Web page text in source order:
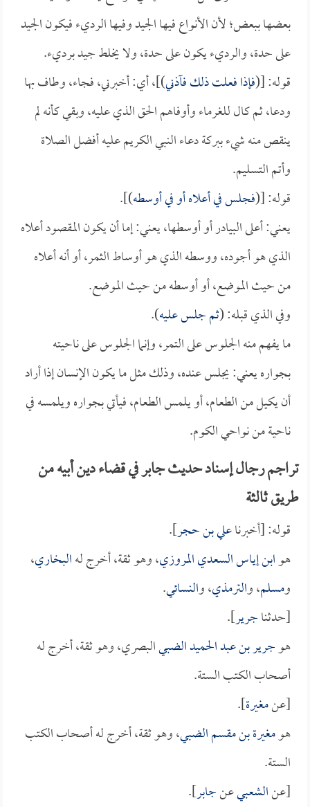
بعضها ببعض؛ لأن الأنواع فيها الجيد وفيها الرديء فيكون الجيد
على حدة، والرديء يكون على حدة، ولا يخلط جيد برديء.
قوله: [(فإذا فعلت ذلك فآذني)]، أي: أخبرني، فجاء، وطاف بها
ودعا، ثم كال للغرماء وأوفاهم الحق الذي عليه، وبقي كأنه لم
ينقص منه شيء ببركة دعاء النبي الكريم عليه أفضل الصلاة
وأتم التسليم.
قوله: [(فجلس في أعلاه أو في أوسطه)].
يعني: أعلى البيادر أو أوسطها، يعني: إما أن يكون المقصود أعلاه
الذي هو أجوده، ووسطه الذي هو أوساط الثمر، أو أنه أعلاه
من حيث الموضع، أو أوسطه من حيث الموضع.
وفي الذي قبله: (ثم جلس عليه).
ما يفهم منه الجلوس على التمر، وإنما الجلوس على ناحيته
بجواره يعني: يجلس عنده، وذلك مثل ما يكون الإنسان إذا أراد
أن يكيل من الطعام، أو يلمس الطعام، فيأتي بجواره ويلمسه في
ناحية من نواحي الكوم.
تراجم رجال إسناد حديث جابر في قضاء دين أبيه من
طريق ثالثة
قوله: [أخبرناعلي بن حجر].
هوابن إياس السعدي المروزي، وهو ثقة، أخرج لهالبخاري،
ومسلم، والترمذي، والنسائي.
[حدثناجرير].
هوجرير بن عبد الحميد الضبيالبصري، وهو ثقة، أخرج له
أصحاب الكتب الستة.
[عنمغيرة].
هومغيرة بن مقسم الضبي، وهو ثقة، أخرج له أصحاب الكتب
الستة.
[عنالشعبيعنجابر].